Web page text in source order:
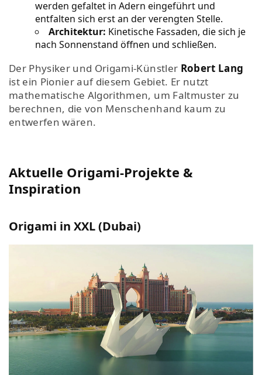
werden gefaltet in Adern eingeführt und
entfalten sich erst an der verengten Stelle.
Architektur: Kinetische Fassaden, die sich je
nach Sonnenstand öffnen und schließen.
Der Physiker und Origami-Künstler Robert Lang
ist ein Pionier auf diesem Gebiet. Er nutzt
mathematische Algorithmen, um Faltmuster zu
berechnen, die von Menschenhand kaum zu
entwerfen wären.
Aktuelle Origami-Projekte &
Inspiration
Origami in XXL (Dubai)